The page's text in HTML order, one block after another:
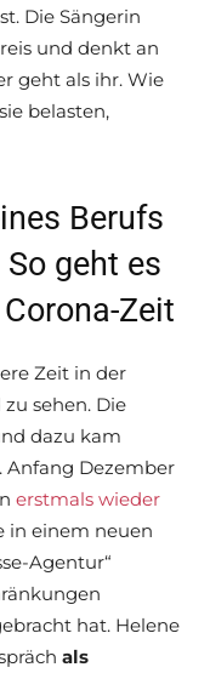
Die Sängerin
und denkt an
geht als ihr. Wie
belasten,
Berufs
geht es
Zeit
Zeit in der
sehen. Die
dazu kam
. Anfang Dezember
erstmals wieder
in einem neuen
Agentur“
hat. Helene
als